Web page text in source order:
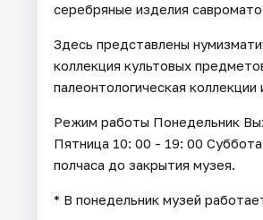
серебряные изделия
Здесь представлены
коллекция культовых
палеонтологическая коллекции
Режим работы Понедельник
Пятница 10: 00 - 19: 00
полчаса до закрытия музея.
* В понедельник музей